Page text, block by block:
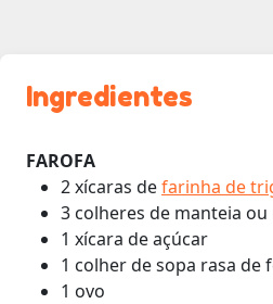
Ingredientes
FAROFA
2 xícaras defarinha de
3 colheres de manteia
1 xícara de açúcar
1 colher de sopa rasa de
1 ovo